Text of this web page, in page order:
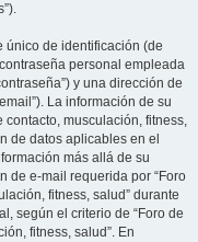
único de identificación (de
personal empleada
y una dirección de
La información de su
contacto, musculación, fitness,
de datos aplicables en el
más allá de su
de e-mail requerida por “Foro
fitness, salud” durante
según el criterio de “Foro de
fitness, salud”. En